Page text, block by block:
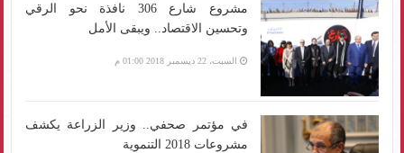
مشروع شارع 306 نافذة نحو الرقي
وتحسين الاقتصاد.. ويبقى الأمل
السبت، 22 ديسمبر 2018 01:00 م
في مؤتمر صحفي.. وزير الزراعة يكشف
مشروعات 2018 التنموية